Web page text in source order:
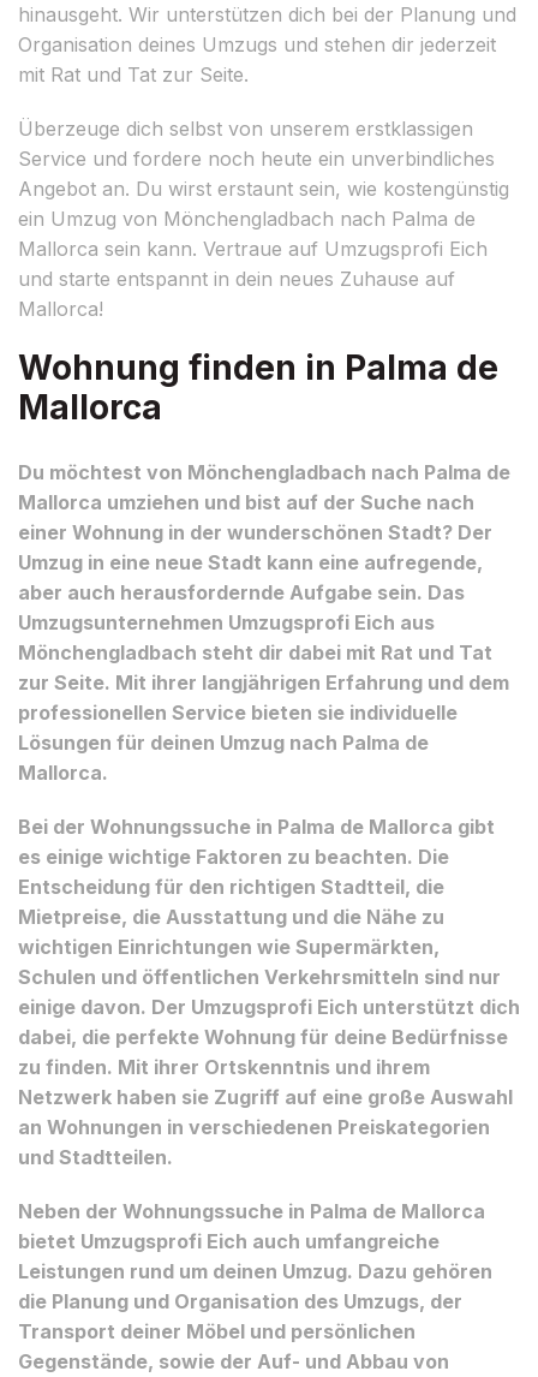
hinausgeht. Wir unterstützen dich bei der Planung und
Organisation deines Umzugs und stehen dir jederzeit
mit Rat und Tat zur Seite.
Überzeuge dich selbst von unserem erstklassigen
Service und fordere noch heute ein unverbindliches
Angebot an. Du wirst erstaunt sein, wie kostengünstig
ein Umzug von Mönchengladbach nach Palma de
Mallorca sein kann. Vertraue auf Umzugsprofi Eich
und starte entspannt in dein neues Zuhause auf
Mallorca!
Wohnung finden in Palma de
Mallorca
Du möchtest von Mönchengladbach nach Palma de
Mallorca umziehen und bist auf der Suche nach
einer Wohnung in der wunderschönen Stadt? Der
Umzug in eine neue Stadt kann eine aufregende,
aber auch herausfordernde Aufgabe sein. Das
Umzugsunternehmen Umzugsprofi Eich aus
Mönchengladbach steht dir dabei mit Rat und Tat
zur Seite. Mit ihrer langjährigen Erfahrung und dem
professionellen Service bieten sie individuelle
Lösungen für deinen Umzug nach Palma de
Mallorca.
Bei der Wohnungssuche in Palma de Mallorca gibt
es einige wichtige Faktoren zu beachten. Die
Entscheidung für den richtigen Stadtteil, die
Mietpreise, die Ausstattung und die Nähe zu
wichtigen Einrichtungen wie Supermärkten,
Schulen und öffentlichen Verkehrsmitteln sind nur
einige davon. Der Umzugsprofi Eich unterstützt dich
dabei, die perfekte Wohnung für deine Bedürfnisse
zu finden. Mit ihrer Ortskenntnis und ihrem
Netzwerk haben sie Zugriff auf eine große Auswahl
an Wohnungen in verschiedenen Preiskategorien
und Stadtteilen.
Neben der Wohnungssuche in Palma de Mallorca
bietet Umzugsprofi Eich auch umfangreiche
Leistungen rund um deinen Umzug. Dazu gehören
die Planung und Organisation des Umzugs, der
Transport deiner Möbel und persönlichen
Gegenstände, sowie der Auf- und Abbau von